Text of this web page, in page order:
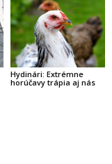
Hydinári: Extrémne
horúčavy trápia aj nás